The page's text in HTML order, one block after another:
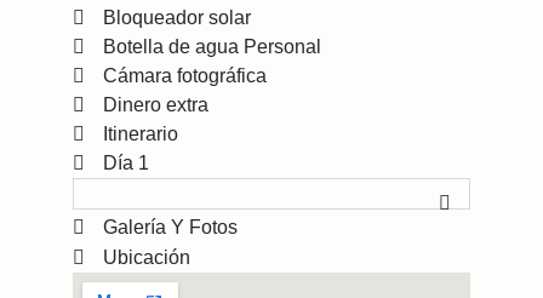
Bloqueador solar
Botella de agua Personal
Cámara fotográfica
Dinero extra
Itinerario
Día 1
Galería Y Fotos
Ubicación